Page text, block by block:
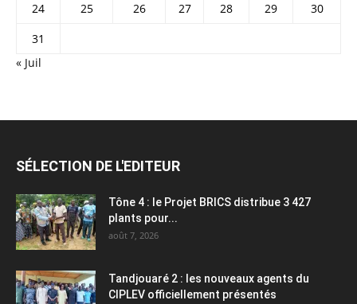
24
25 26 27 28 29
30
31
« Juil
SÉLECTION DE L'EDITEUR
Tône 4 : le Projet BRICS distribue 3 427
plants pour...
août 7, 2026
Tandjouaré 2 : les nouveaux agents du
CIPLEV officiellement présentés